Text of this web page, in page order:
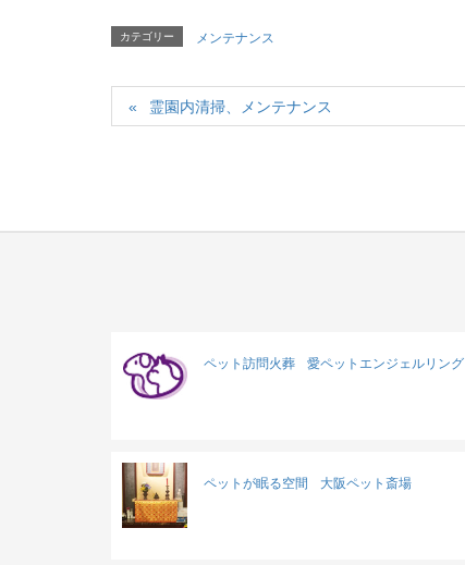
カテゴリー メンテナンス
霊園内清掃、メンテナンス
ペット訪問火葬 愛ペットエンジェルリング
ペットが眠る空間 大阪ペット斎場